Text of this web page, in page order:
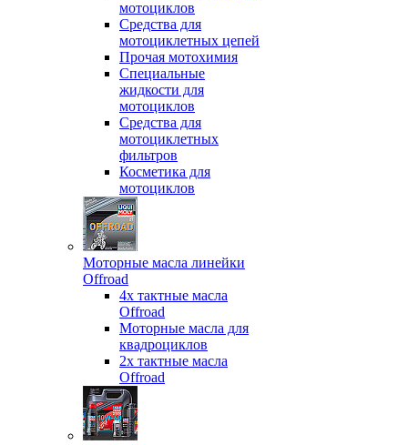
мотоциклов
Средства для
мотоциклетных цепей
Прочая мотохимия
Специальные
жидкости для
мотоциклов
Средства для
мотоциклетных
фильтров
Косметика для
мотоциклов
Моторные масла линейки
Offroad
4х тактные масла
Offroad
Моторные масла для
квадроциклов
2х тактные масла
Offroad